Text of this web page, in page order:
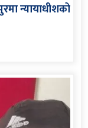
न्यायाधीशको